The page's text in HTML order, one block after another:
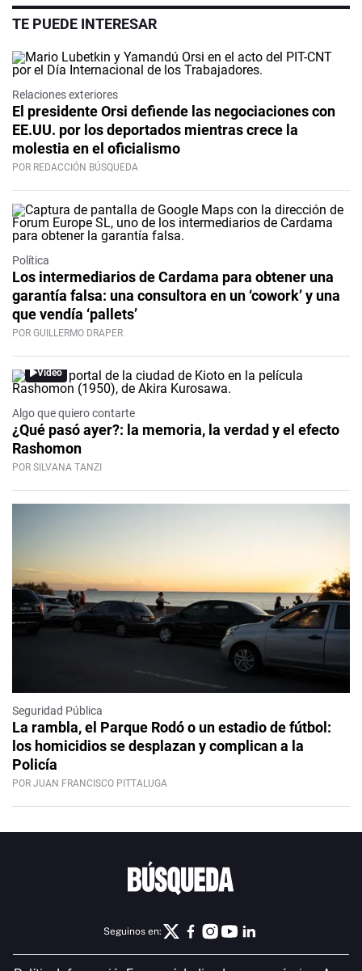
TE PUEDE INTERESAR
Relaciones exteriores
El presidente Orsi defiende las negociaciones con
EE.UU. por los deportados mientras crece la
molestia en el oficialismo
POR REDACCIÓN BÚSQUEDA
Política
Los intermediarios de Cardama para obtener una
garantía falsa: una consultora en un ‘cowork’ y una
que vendía ‘pallets’
POR GUILLERMO DRAPER
Video
Algo que quiero contarte
¿Qué pasó ayer?: la memoria, la verdad y el efecto
Rashomon
POR SILVANA TANZI
Seguridad Pública
La rambla, el Parque Rodó o un estadio de fútbol:
los homicidios se desplazan y complican a la
Policía
POR JUAN FRANCISCO PITTALUGA
Seguinos en: